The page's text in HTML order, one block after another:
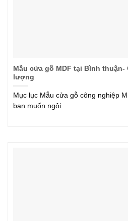
Mẫu cửa gỗ MDF tại Bình
lượng
Mục lục Mẫu cửa gỗ công nghiệp
bạn muốn ngôi